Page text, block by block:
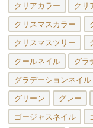
クリアカラー クリ
クリスマスカラー
クリスマスツリー
クールネイル グラ
グラデーションネイル
グリーン グレー
ゴージャスネイル